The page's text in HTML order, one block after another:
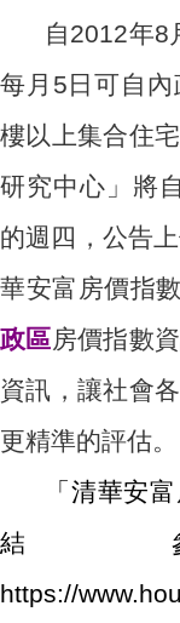
自2012年8
每月5日可自
樓以上集合住
研究中心」將
的週四，公告
華安富房價指
政區房價指數
資訊，讓社會
更精準的評估。
「清華安
結
https://